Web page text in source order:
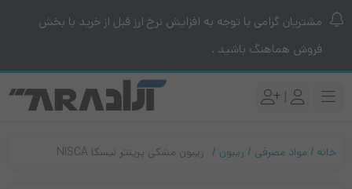
مشتریان گرامی با توجه به افزایش نرخ ارز قبل از خرید با بخش
فروش هماهنگ باشید .
|
خانه مواد مصرفی ریبون ریبون مشکی پرینتر نیسکا NISCA